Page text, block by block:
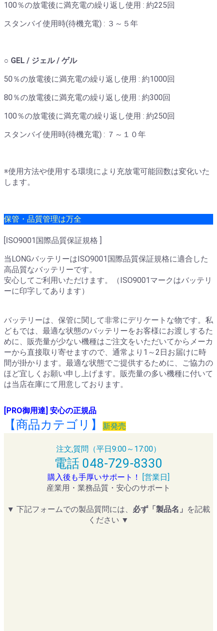
100％の放電後に満充電の繰り返し使用 : 約225回
スタンバイ使用時(待機充電) : ３～５年
○ GEL / ジェル / ゲル
50％の放電後に満充電の繰り返し使用 : 約1000回
80％の放電後に満充電の繰り返し使用 : 約300回
100％の放電後に満充電の繰り返し使用 : 約250回
スタンバイ使用時(待機充電) : ７～１０年
※使用方法や使用する環境により充放電可能回数は変化いた
します。
保管・品質管理は万全
[ISO9001国際品質保証規格 ]
当LONGバッテリーはISO9001国際品質保証規格に適合した
高品質なバッテリーです。
安心してご利用いただけます。（ISO9001マークはバッテリ
ーに印字してあります）
バッテリーは、保管に関して非常にデリケートな物です。私
どもでは、最適な状態のバッテリーをお客様にお渡しするた
めに、販売量が少ない機種はご注文をいただいてからメーカ
ーから直接取り寄せますので、通常より1～2日お届けに時
間が掛かります。最適な状態でご提供するために、ご協力の
ほど宜しくお願い申し上げます。販売量の多い機種に付いて
は当店在庫にて用意しております。
[PRO御用達] 安心の正規品
【商品カテゴリ】 新発売
注文,質問（平日9:00～17:00）
電話 048-729-8330
購入後も手厚いサポート！
[営業日]
産業用・業務品質・安心のサポート
▼ 下記フォームでの製品質問には、 必ず「製品名」 を記載
ください ▼